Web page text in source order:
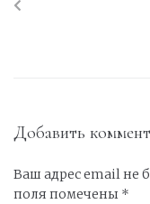
Добавить
Ваш адрес email не
поля помечены *